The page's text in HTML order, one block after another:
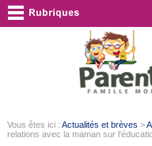
Vous êtes ici : Actualités et brèves >
relations avec la maman sur